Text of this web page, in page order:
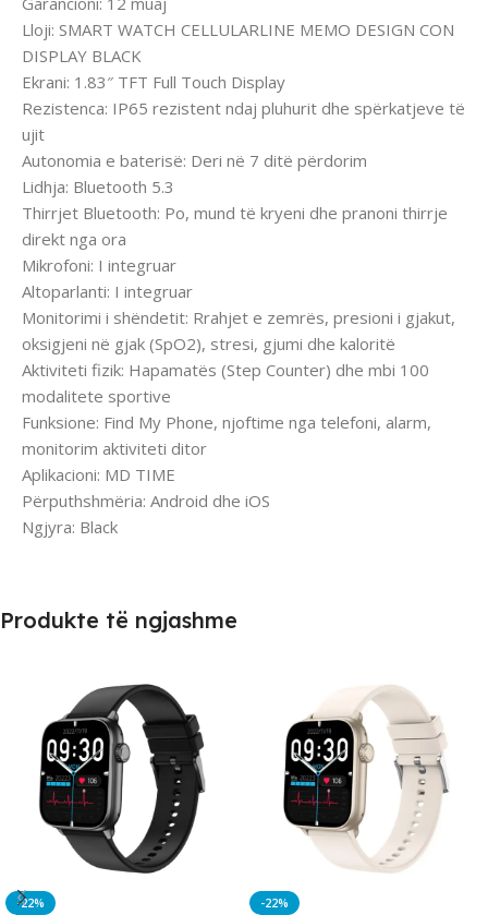
Lloji: SMART WATCH CELLULARLINE MEMO DESIGN CON
DISPLAY BLACK
Ekrani: 1.83″ TFT Full Touch Display
Rezistenca: IP65 rezistent ndaj pluhurit dhe spërkatjeve të
ujit
Autonomia e baterisë: Deri në 7 ditë përdorim
Lidhja: Bluetooth 5.3
Thirrjet Bluetooth: Po, mund të kryeni dhe pranoni thirrje
direkt nga ora
Mikrofoni: I integruar
Altoparlanti: I integruar
Monitorimi i shëndetit: Rrahjet e zemrës, presioni i gjakut,
oksigjeni në gjak (SpO2), stresi, gjumi dhe kaloritë
Aktiviteti fizik: Hapamatës (Step Counter) dhe mbi 100
modalitete sportive
Funksione: Find My Phone, njoftime nga telefoni, alarm,
monitorim aktiviteti ditor
Aplikacioni: MD TIME
Përputhshmëria: Android dhe iOS
Ngjyra: Black
Produkte të ngjashme
-22% -22%